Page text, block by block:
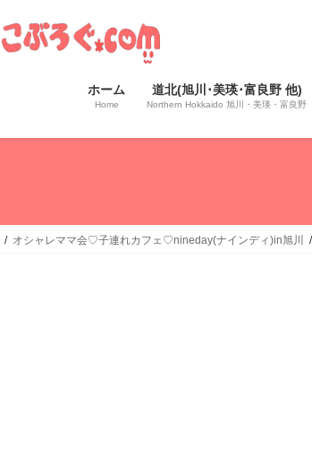
ホーム
Home
道北(旭川･美瑛･富良野 他)
Northern Hokkaido 旭川・美瑛・富良野
オシャレママ会♡子連れカフェ♡nineday(ナインディ)in旭川